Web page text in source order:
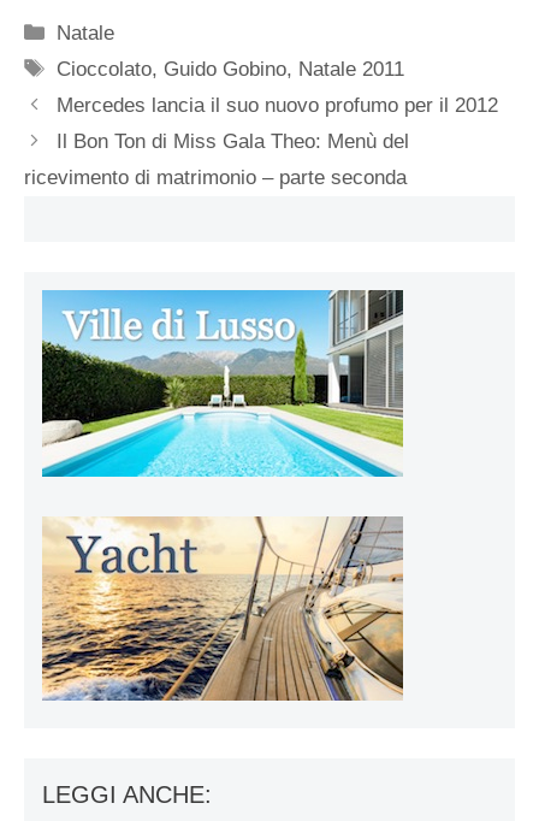
Categorie
Natale
Tag
Cioccolato, Guido Gobino, Natale 2011
Mercedes lancia il suo nuovo profumo per il 2012
Il Bon Ton di Miss Gala Theo: Menù del
ricevimento di matrimonio – parte seconda
LEGGI ANCHE: